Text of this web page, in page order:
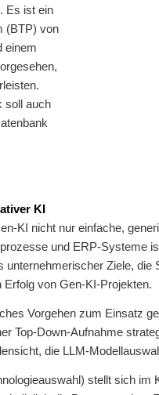
Es ist ein
(BTP) von
einem
soll auch
KI
KI nicht nur einfache,
und ERP-Systeme
Ziele,
Erfolg von Gen-KI-Projekten.
Vorgehen zum Einsatz
Top-Down-Aufnahme
die LLM-
stellt sich